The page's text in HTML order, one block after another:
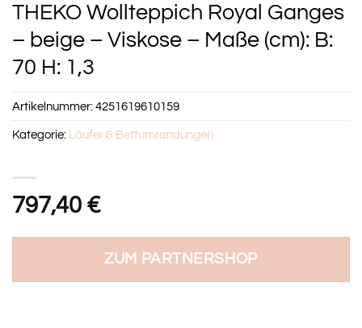
THEKO Wollteppich Royal Ganges
– beige – Viskose – Maße (cm): B:
70 H: 1,3
797,40 €
ZUM PARTNERSHOP
Artikelnummer:4251619610159
Kategorie: Läufer & Bettumrandungen